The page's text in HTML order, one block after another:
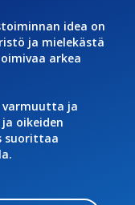
idea on
ja mielekästä
arkea
varmuutta ja
oikeiden
suorittaa